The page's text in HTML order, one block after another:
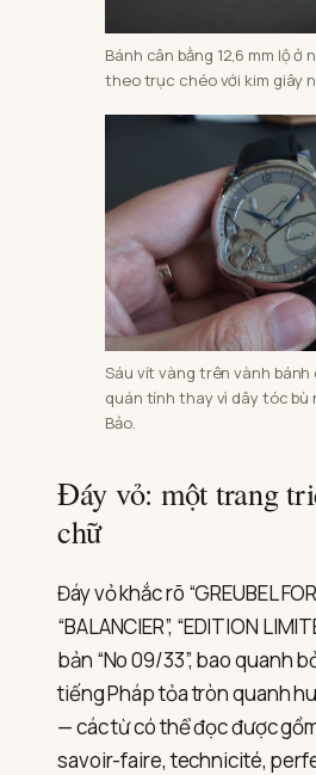
Bánh cân bằng 12,6 mm lộ
theo trục chéo với kim giây
Sáu vít vàng trên vành
quán tính thay vì dây tóc bù
Bảo.
Đáy vỏ: một trang
chữ
Đáy vỏ khắc rõ “GREUBEL
“BALANCIER”, “EDITION
bản “No 09/33”, bao quanh
tiếng Pháp tỏa tròn quanh
— các từ có thể đọc được
savoir-faire, technicité,